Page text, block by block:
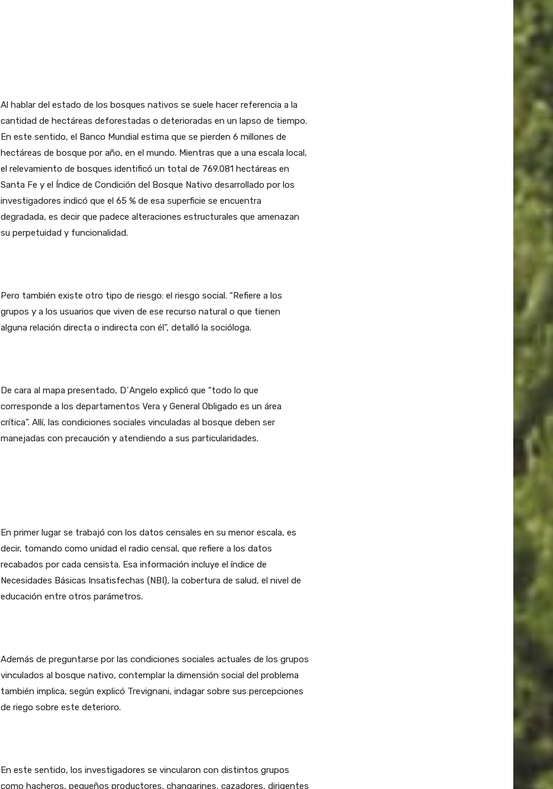
Al hablar del estado de los bosques nativos se suele hacer referencia a la
cantidad de hectáreas deforestadas o deterioradas en un lapso de tiempo.
En este sentido, el Banco Mundial estima que se pierden 6 millones de
hectáreas de bosque por año, en el mundo. Mientras que a una escala local,
el relevamiento de bosques identificó un total de 769.081 hectáreas en
Santa Fe y el Índice de Condición del Bosque Nativo desarrollado por los
investigadores indicó que el 65 % de esa superficie se encuentra
degradada, es decir que padece alteraciones estructurales que amenazan
su perpetuidad y funcionalidad.
Pero también existe otro tipo de riesgo: el riesgo social. “Refiere a los
grupos y a los usuarios que viven de ese recurso natural o que tienen
alguna relación directa o indirecta con él”, detalló la socióloga.
De cara al mapa presentado, D´Angelo explicó que “todo lo que
corresponde a los departamentos Vera y General Obligado es un área
crítica”. Allí, las condiciones sociales vinculadas al bosque deben ser
manejadas con precaución y atendiendo a sus particularidades.
En primer lugar se trabajó con los datos censales en su menor escala, es
decir, tomando como unidad el radio censal, que refiere a los datos
recabados por cada censista. Esa información incluye el índice de
Necesidades Básicas Insatisfechas (NBI), la cobertura de salud, el nivel de
educación entre otros parámetros.
Además de preguntarse por las condiciones sociales actuales de los grupos
vinculados al bosque nativo, contemplar la dimensión social del problema
también implica, según explicó Trevignani, indagar sobre sus percepciones
de riego sobre este deterioro.
En este sentido, los investigadores se vincularon con distintos grupos
como hacheros, pequeños productores, changarines, cazadores, dirigentes